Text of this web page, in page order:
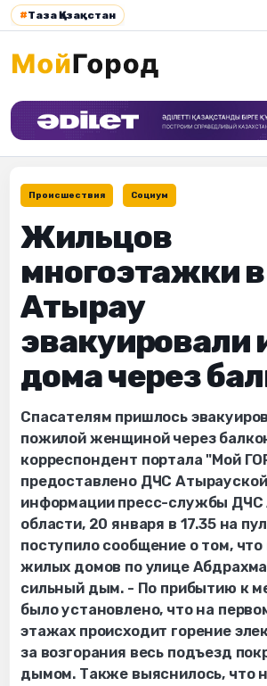
#Таза Қазақстан
Происшествия Социум
Жильцов
многоэтажки в
Атырау
эвакуировали
дома через
Спасателям пришлось
пожилой женщиной через
корреспондент портала "Мой
предоставлено ДЧС
информации пресс-службы ДЧС
области, 20 января в 17.35 на
поступило сообщение о том,
жилых домов по улице
сильный дым. - По прибытию к
было установлено, что на
этажах происходит горение
за возгорания весь подъезд
дымом. Также выяснилось, что